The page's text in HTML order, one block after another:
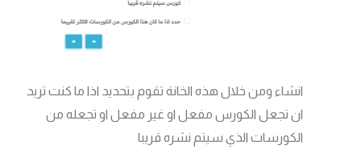
انشاء ومن خلال هذه الخانة تقوم بتحديد اذا ما كنت تريد
ان تجعل الكورس مفعل او غير مفعل او تجعله من
الكورسات الذي سيتم نشره قريبا